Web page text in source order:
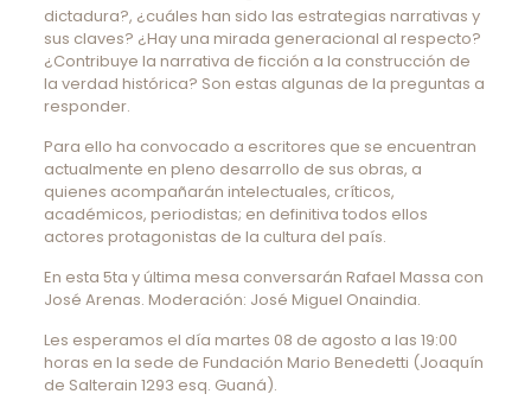
dictadura?, ¿cuáles han sido las estrategias narrativas y
sus claves? ¿Hay una mirada generacional al respecto?
¿Contribuye la narrativa de ficción a la construcción de
la verdad histórica? Son estas algunas de la preguntas a
responder.
Para ello ha convocado a escritores que se encuentran
actualmente en pleno desarrollo de sus obras, a
quienes acompañarán intelectuales, críticos,
académicos, periodistas; en definitiva todos ellos
actores protagonistas de la cultura del país.
En esta 5ta y última mesa conversarán Rafael Massa con
José Arenas. Moderación: José Miguel Onaindia.
Les esperamos el día martes 08 de agosto a las 19:00
horas en la sede de Fundación Mario Benedetti (Joaquín
de Salterain 1293 esq. Guaná).